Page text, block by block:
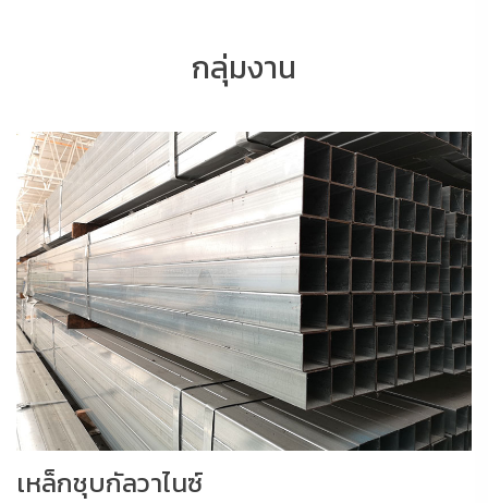
กลุ่มงาน
เหล็กชุบกัลวาไนซ์